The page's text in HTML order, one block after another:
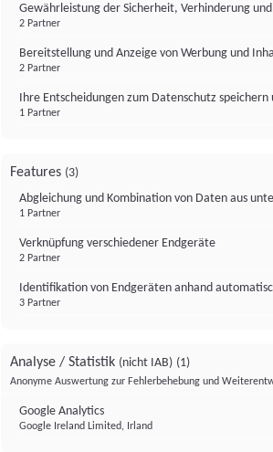
Gewährleistung der Sicherheit, Verhinderung
2 Partner
Bereitstellung und Anzeige von Werbung und
2 Partner
Ihre Entscheidungen zum Datenschutz
1 Partner
Features (3)
Abgleichung und Kombination von Daten aus
1 Partner
Verknüpfung verschiedener Endgeräte
2 Partner
Identifikation von Endgeräten anhand
3 Partner
Analyse / Statistik (nicht IAB) (1)
Anonyme Auswertung zur Fehlerbehebung und
Google Analytics
Google Ireland Limited, Irland